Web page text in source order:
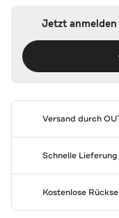
Jetzt anmelden
Versand durch
Schnelle
Kostenlose